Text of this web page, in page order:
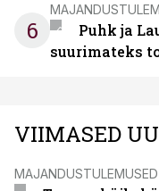
6
Puhk ja
suurimateks
VIIMASED
MAJANDUSTULEMUSED